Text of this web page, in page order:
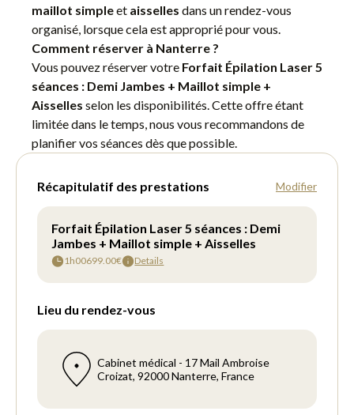
maillot simpleet aisselles dans un rendez-vous
organisé, lorsque cela est approprié pour vous.
Comment réserver à Nanterre ?
Vous pouvez réserver votre Forfait Épilation Laser 5
séances : Demi Jambes + Maillot simple +
Aisselles selon les disponibilités. Cette offre étant
limitée dans le temps, nous vous recommandons de
planifier vos séances dès que possible.